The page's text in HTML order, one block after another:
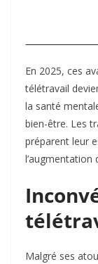
En 2025, ces
télétravail
la santé
bien-être. Les
préparent leur
l’augmentation
Malgré ses